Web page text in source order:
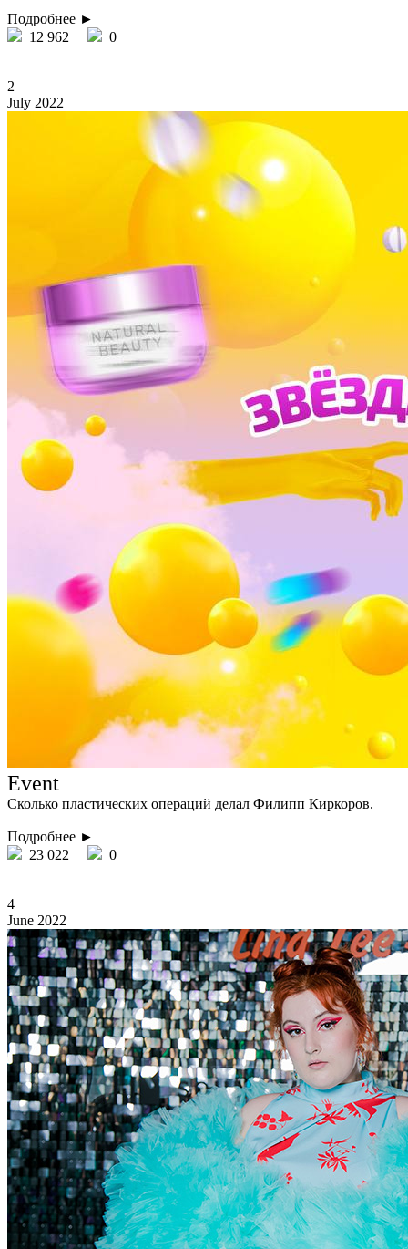
Подробнее ►
12 962
0
2
July 2022
Event
Сколько пластических операций делал Филипп Киркоров.
Подробнее ►
23 022
0
4
June 2022